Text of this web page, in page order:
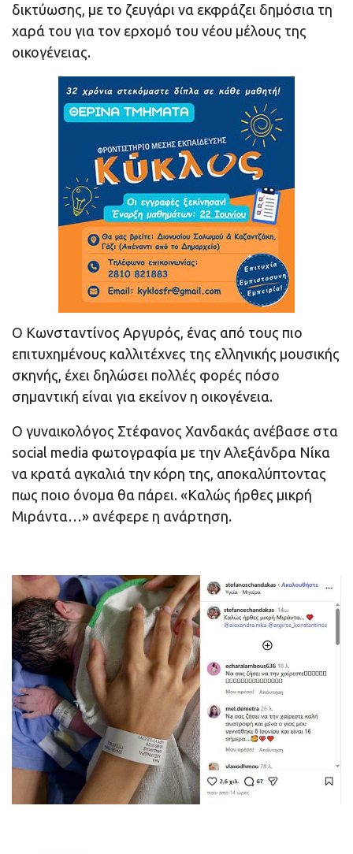
δικτύωσης, με το ζευγάρι να εκφράζει δημόσια τη
χαρά του για τον ερχομό του νέου μέλους της
οικογένειας.
Ο Κωνσταντίνος Αργυρός, ένας από τους πιο
επιτυχημένους καλλιτέχνες της ελληνικής μουσικής
σκηνής, έχει δηλώσει πολλές φορές πόσο
σημαντική είναι για εκείνον η οικογένεια.
Ο γυναικολόγος Στέφανος Χανδακάς ανέβασε στα
social media φωτογραφία με την Αλεξάνδρα Νίκα
να κρατά αγκαλιά την κόρη της, αποκαλύπτοντας
πως ποιο όνομα θα πάρει. «Καλώς ήρθες μικρή
Μιράντα…» ανέφερε η ανάρτηση.